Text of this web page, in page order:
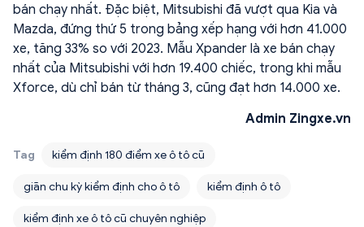
bán chạy nhất. Đặc biệt, Mitsubishi đã vượt qua Kia và
Mazda, đứng thứ 5 trong bảng xếp hạng với hơn 41.000
xe, tăng 33% so với 2023. Mẫu Xpander là xe bán chạy
nhất của Mitsubishi với hơn 19.400 chiếc, trong khi mẫu
Xforce, dù chỉ bán từ tháng 3, cũng đạt hơn 14.000 xe.
Admin Zingxe.vn
Tag kiểm định 180 điểm xe ô tô cũ
giãn chu kỳ kiểm định cho ô tô kiểm định ô tô
kiểm định xe ô tô cũ chuyên nghiệp